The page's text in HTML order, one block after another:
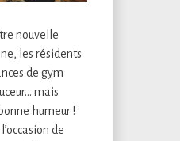
nouvelle
les résidents
de gym
mais
humeur !
de